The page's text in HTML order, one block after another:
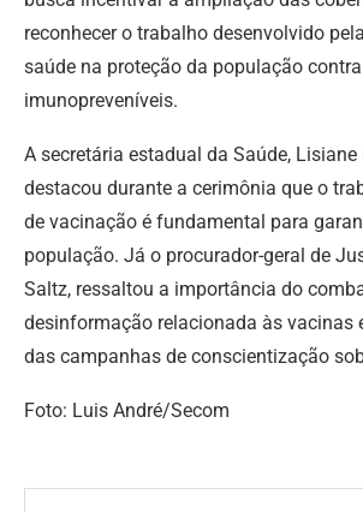
reconhecer o trabalho desenvolvido
saúde na proteção da população
imunopreveníveis.
A secretária estadual da Saúde, Lisiane
destacou durante a cerimônia que o
de vacinação é fundamental para
população. Já o procurador-geral de
Saltz, ressaltou a importância do
desinformação relacionada às vacinas
das campanhas de conscientização
Foto: Luis André/Secom